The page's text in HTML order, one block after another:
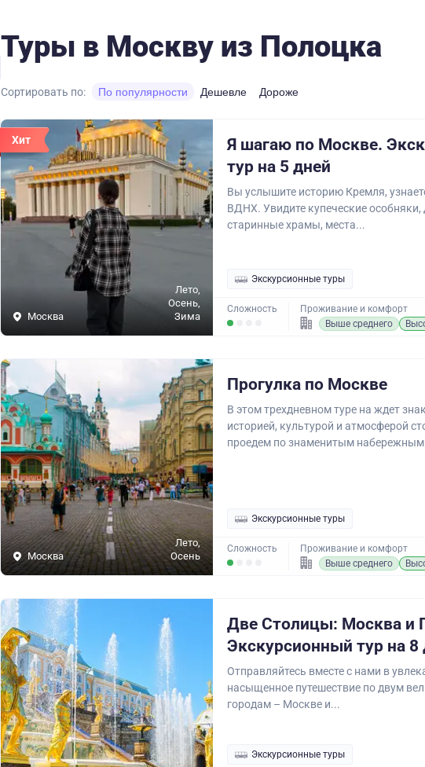
Туры в Москву из Полоцка
Сортировать по: По популярности Дешевле Дороже
Хит
Москва
Лето,
Осень,
Зима
Я шагаю по Москве.
тур на 5 дней
Вы услышите историю Кремля,
ВДНХ. Увидите купеческие особняки,
старинные храмы, места...
Экскурсионные туры
Сложность
Проживание и комфорт
Выше среднего
Москва
Лето,
Осень
Прогулка по Москве
В этом трехдневном туре на ждет
историей, культурой и атмосферой
проедем по знаменитым
Экскурсионные туры
Сложность
Проживание и комфорт
Выше среднего
Две Столицы: Москва и
Экскурсионный тур на 8
Отправляйтесь вместе с нами в
насыщенное путешествие по двум
городам – Москве и...
Экскурсионные туры